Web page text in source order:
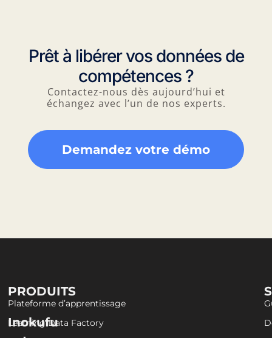
Prêt à libérer vos données de
compétences ?
Contactez-nous dès aujourd’hui et
échangez avec l’un de nos experts.
Demandez votre démo
Inokufu
PRODUITS
Plateforme d’apprentissage
Learning Data Factory